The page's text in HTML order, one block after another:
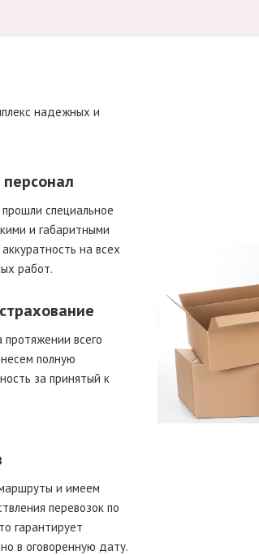
надежных и
специальное
и габаритными
на всех
работ.
протяжении всего
полную
за принятый к
и имеем
перевозок по
гарантирует
в оговоренную дату.